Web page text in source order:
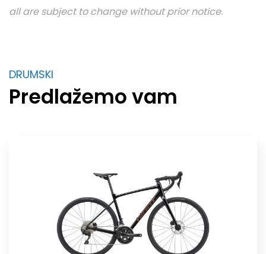
all are subject to change without prior notice.
DRUMSKI
Predlažemo vam